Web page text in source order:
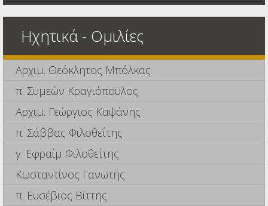
Ηχητικά - Ομιλίες
Αρχιμ. Θεόκλητος Μπόλκας
π. Συμεών Κραγιόπουλος
Αρχιμ. Γεώργιος Καψάνης
π. Σάββας Φιλοθεΐτης
γ. Εφραίμ Φιλοθεΐτης
Κωσταντίνος Γανωτής
π. Ευσέβιος Βίττης